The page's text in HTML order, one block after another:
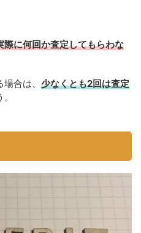
際に何回か査定してもらわな
合は、 少なくとも2回は査定